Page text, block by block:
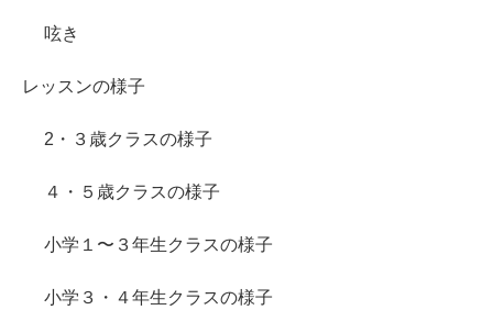
呟き
レッスンの様子
2・３歳クラスの様子
４・５歳クラスの様子
小学１〜３年生クラスの様子
小学３・４年生クラスの様子